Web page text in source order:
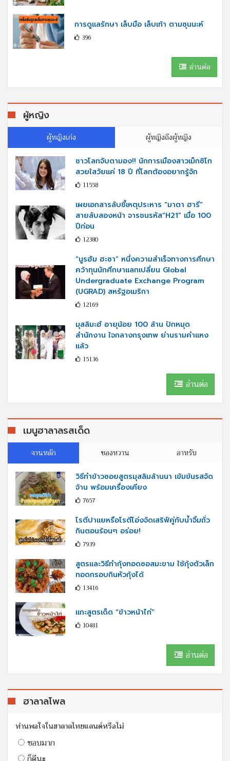
การดูแลรักษา เล็บมือ เล็บเท้า ตามซุนนะห์
396
อ่านต่อ
ผู้หญิง
ผู้หญิงเก่ง ผู้หญิงถึงผู้หญิง
ชาวโลกจับตามอง!! นักการเมืองสาวเม็กซิโก
สวยใสวัยแค่ 18 ปี ที่โลกต้องอยากรู้จัก
11558
เผยเอกสารลับชี้เหตุประหาร “มาตา ฮารี”
สายลับสองหน้า จารชนรหัส“H21” เมื่อ 100
ปีก่อน
12380
“นูรฮัม ฮะซา” หนึ่งความสำเร็จทางการศึกษา
คว้าทุนนักศึกษาแลกเปลี่ยน Global
Undergraduate Exchange Program
(UGRAD) สหรัฐอเมริกา
12169
มุสลิมะฮ์ อายุน้อย 100 ล้าน ปักหมุด
สำนักงาน ใจกลางกรุงเทพ ย่านรามคำแหง
แล้ว
15136
อ่านต่อ
เมนูฮาลาลรสเด็ด
จานหลัก ของหวาน อาหรับ
วิธีทำข้าวซอยสูตรมุสลิมล้านนา เข้มข้นรสจัด
จ้าน พร้อมเครื่องเคียง
7657
โรตีปาแยหรือโรตีโอ่งจัดเสริฟ์คู่กับนํ้าจิ้มถั่ว
กินตอนร้อนๆ อร่อย!
7939
สูตรและวิธีทำกุ้งทอดซอสมะขาม ใช้กุ้งตัวเล็ก
ทอดกรอบกินหัวกุ้งได้
13416
แกะสูตรเด็ด “ข้าวหน้าไก่”
10481
อ่านต่อ
ฮาลาลโพล
ท่านพอใจในฮาลาลไทยแลนด์หรือไม่
ชอบมาก